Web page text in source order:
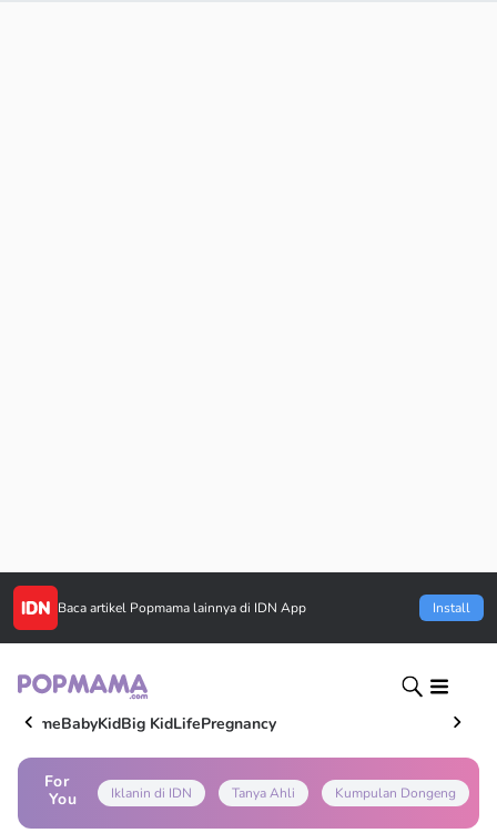
Baca artikel Popmama lainnya di IDN App Install
HomeBabyKidBig KidLifePregnancy
For
You
Iklanin di IDN Tanya Ahli Kumpulan Dongeng